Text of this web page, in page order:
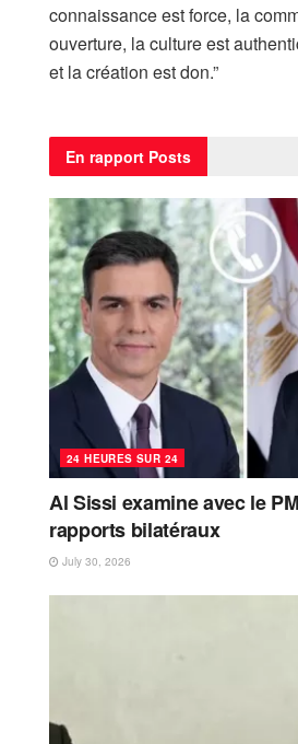
connaissance est force, la
ouverture, la culture est
et la création est don.”
En rapport Posts
24 HEURES SUR 24
Al Sissi examine avec le
rapports bilatéraux
July 30, 2026